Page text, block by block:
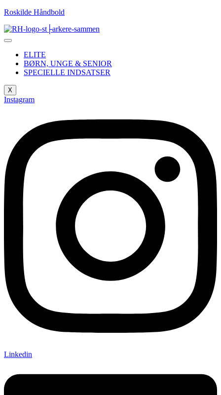
Roskilde Håndbold
ELITE
BØRN, UNGE & SENIOR
SPECIELLE INDSATSER
X
Instagram
Linkedin